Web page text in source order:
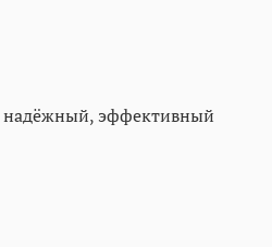
надёжный, эффективный